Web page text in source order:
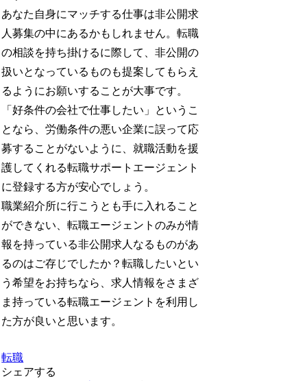
あなた自身にマッチする仕事は非公開求
人募集の中にあるかもしれません。転職
の相談を持ち掛けるに際して、非公開の
扱いとなっているものも提案してもらえ
るようにお願いすることが大事です。
「好条件の会社で仕事したい」というこ
となら、労働条件の悪い企業に誤って応
募することがないように、就職活動を援
護してくれる転職サポートエージェント
に登録する方が安心でしょう。
職業紹介所に行こうとも手に入れること
ができない、転職エージェントのみが情
報を持っている非公開求人なるものがあ
るのはご存じでしたか？転職したいとい
う希望をお持ちなら、求人情報をさまざ
ま持っている転職エージェントを利用し
た方が良いと思います。
転職
シェアする